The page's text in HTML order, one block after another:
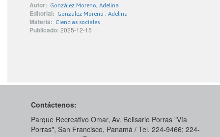
Autor: González Moreno, Adelina
Editorial: González Moreno , Adelina
Materia: Ciencias sociales
Publicado: 2025-12-15
Contáctenos:
Parque Recreativo Omar, Av. Belisario Porras "Vía
Porras", San Francisco, Panamá / Tel. 224-9466; 224-